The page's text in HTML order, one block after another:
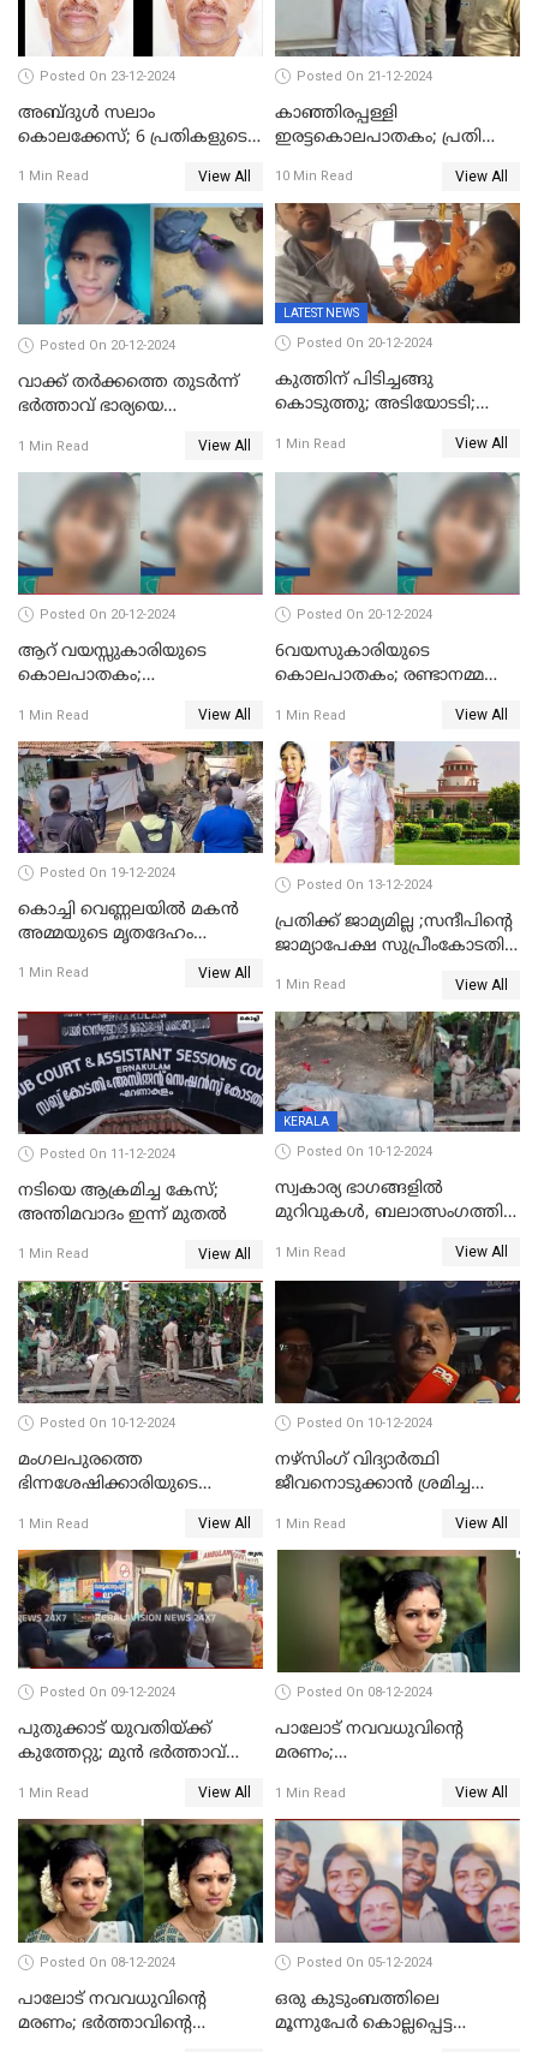
Posted On 23-12-2024
അബ്ദുള്‍ സലാം
കൊലക്കേസ്‌; 6 പ്രതികളുടെ
1 Min Read View All
Posted On 21-12-2024
കാഞ്ഞിരപ്പള്ളി
ഇരട്ടകൊലപാതകം; പ്രതി
ജീവപര്യന്തം
10 Min Read View All
Posted On 20-12-2024
വാക്ക് തര്‍ക്കത്തെ തുടര്‍ന്ന്
ഭര്‍ത്താവ് ഭാര്യയെ
1 Min Read View All
LATEST NEWS
Posted On 20-12-2024
കുത്തിന് പിടിച്ചങ്ങു
കൊടുത്തു; അടിയോടടി;
ശല്യം ചെയ്തയാളെ 26 തവണ
മുഖത്തടിച്ച് അധ്യാപിക
1 Min Read View All
Posted On 20-12-2024
ആറ് വയസ്സുകാരിയുടെ
കൊലപാതകം;
ബന്ധമില്ലെന്ന് സ്ഥിരീകരണം
1 Min Read View All
Posted On 20-12-2024
6വയസുകാരിയുടെ
കൊലപാതകം; രണ്ടാനമ്മയെ
1 Min Read View All
Posted On 19-12-2024
കൊച്ചി വെണ്ണലയില്‍ മകന്‍
അമ്മയുടെ മൃതദേഹം
1 Min Read View All
Posted On 13-12-2024
പ്രതിക്ക് ജാമ്യമില്ല ;സന്ദീപിന്റെ
ജാമ്യാപേക്ഷ സുപ്രീംകോടതി
1 Min Read View All
Posted On 11-12-2024
നടിയെ ആക്രമിച്ച കേസ്;
അന്തിമവാദം ഇന്ന് മുതല്‍
1 Min Read View All
KERALA
Posted On 10-12-2024
സ്വകാര്യ ഭാഗങ്ങളിൽ
മുറിവുകൾ, ബലാത്സംഗത്തിന്
കൊലപാതകത്തില്‍
പോസ്റ്റ്‌മോർട്ടം റിപ്പോർട്ട്
1 Min Read View All
Posted On 10-12-2024
മംഗലപുരത്തെ
ഭിന്നശേഷിക്കാരിയുടെ
സംശയിക്കുന്നയാള്‍
കസ്റ്റഡിയില്‍
1 Min Read View All
Posted On 10-12-2024
നഴ്‌സിംഗ് വിദ്യാർത്ഥി
ജീവനൊടുക്കാന്‍ ശ്രമിച്ച
മാറ്റിയതായി മൻസൂർ
ആശുപത്രി എം.ഡി ഷംസുദ്ദീൻ
1 Min Read View All
Posted On 09-12-2024
പുതുക്കാട് യുവതിയ്ക്ക്
കുത്തേറ്റു; മുൻ ഭർത്താവ്
1 Min Read View All
Posted On 08-12-2024
പാലോട് നവവധുവിന്റെ
മരണം;
സ്ഥിരീകരിച്ച് പൊലീസ്
1 Min Read View All
Posted On 08-12-2024
പാലോട് നവവധുവിന്റെ
മരണം; ഭര്‍ത്താവിന്റെ
Posted On 05-12-2024
ഒരു കുടുംബത്തിലെ
മൂന്നുപേര്‍ കൊല്ലപ്പെട്ട